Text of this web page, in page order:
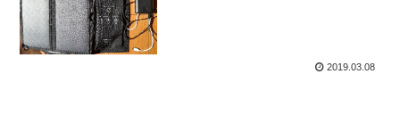
2019.03.08